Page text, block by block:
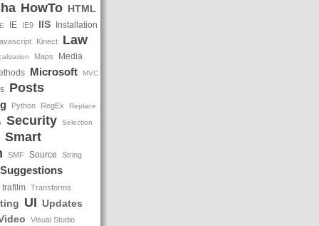
HowTo HTML
IE IE9 IIS Installation
Kinect Law
Maps Media
Microsoft MVC
Posts
Python RegEx Replace
Security Selection
Smart
SMF Source String
Suggestions
trafilm Transforms
UI Updates
Visual Studio